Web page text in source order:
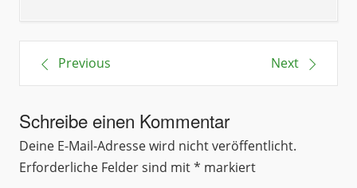
Previous Next
Schreibe einen Kommentar
Deine E-Mail-Adresse wird nicht veröffentlicht.
Erforderliche Felder sind mit* markiert